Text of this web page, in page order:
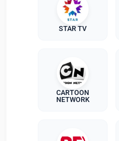
STAR TV
CARTOON
NETWORK